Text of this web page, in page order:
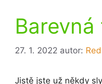
27. 1. 2022 autor:
Jistě jste už někdy